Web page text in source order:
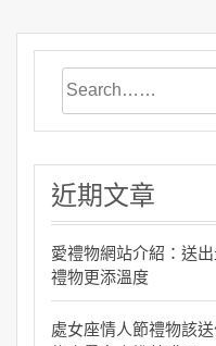
近期文章
愛禮物網站介紹：送
禮物更添溫度
處女座情人節禮物該